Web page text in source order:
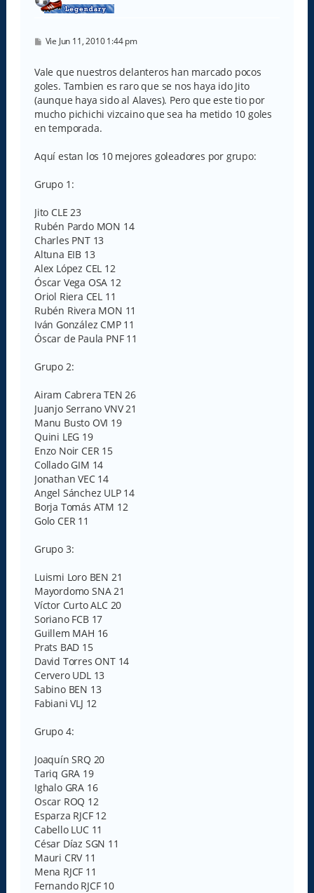
M
s
a
j
e
Vie Jun 11, 2010 1:44 pm
Vale que nuestros delanteros han marcado pocos
goles. Tambien es raro que se nos haya ido Jito
(aunque haya sido al Alaves). Pero que este tio por
mucho pichichi vizcaino que sea ha metido 10 goles
en temporada.
Aquí estan los 10 mejores goleadores por grupo:
Grupo 1:
Jito CLE 23
Rubén Pardo MON 14
Charles PNT 13
Altuna EIB 13
Alex López CEL 12
Óscar Vega OSA 12
Oriol Riera CEL 11
Rubén Rivera MON 11
Iván González CMP 11
Óscar de Paula PNF 11
Grupo 2:
Airam Cabrera TEN 26
Juanjo Serrano VNV 21
Manu Busto OVI 19
Quini LEG 19
Enzo Noir CER 15
Collado GIM 14
Jonathan VEC 14
Angel Sánchez ULP 14
Borja Tomás ATM 12
Golo CER 11
Grupo 3:
Luismi Loro BEN 21
Mayordomo SNA 21
Víctor Curto ALC 20
Soriano FCB 17
Guillem MAH 16
Prats BAD 15
David Torres ONT 14
Cervero UDL 13
Sabino BEN 13
Fabiani VLJ 12
Grupo 4:
Joaquín SRQ 20
Tariq GRA 19
Ighalo GRA 16
Oscar ROQ 12
Esparza RJCF 12
Cabello LUC 11
César Díaz SGN 11
Mauri CRV 11
Mena RJCF 11
Fernando RJCF 10